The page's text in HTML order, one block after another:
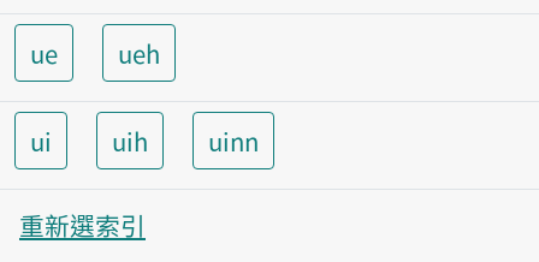
ue ueh
ui uih uinn
重新選索引